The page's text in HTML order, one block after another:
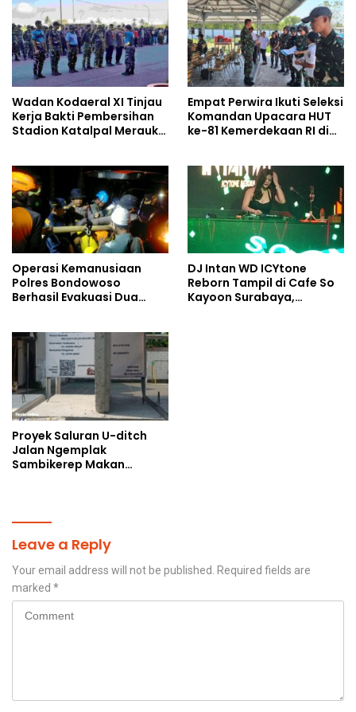
Wadan Kodaeral XI Tinjau
Kerja Bakti Pembersihan
Stadion Katalpal Merauke,
Empat Perwira Ikuti Seleksi
Komandan Upacara HUT
ke-81 Kemerdekaan RI di
Operasi Kemanusiaan
Polres Bondowoso
Berhasil Evakuasi Dua
DJ Intan WD ICYtone
Reborn Tampil di Cafe So
Kayoon Surabaya,
Proyek Saluran U-ditch
Jalan Ngemplak
Sambikerep Makan
Warga
Leave a Reply
Your email address will not be published.
Required fields are
marked *